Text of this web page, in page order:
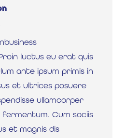
luctus eu erat quis
ante ipsum primis in
et ultrices posuere
ullamcorper
Cum sociis
et magnis dis